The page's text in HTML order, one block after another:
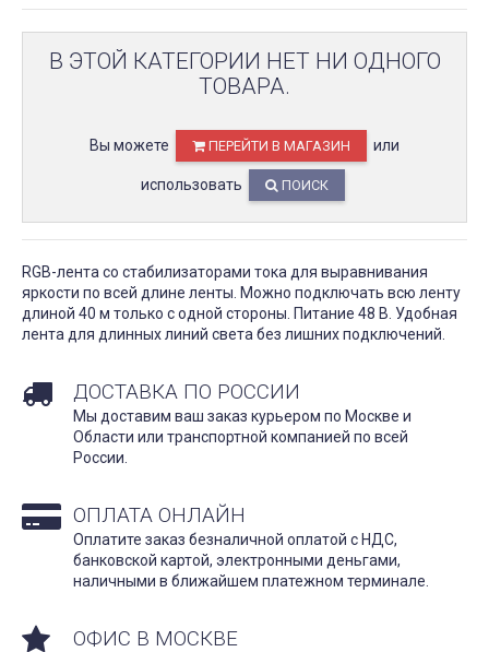
В ЭТОЙ КАТЕГОРИИ НЕТ НИ ОДНОГО
ТОВАРА.
Вы можете ПЕРЕЙТИ В МАГАЗИН или
использовать ПОИСК
RGB-лента со стабилизаторами тока для выравнивания
яркости по всей длине ленты. Можно подключать всю ленту
длиной 40 м только с одной стороны. Питание 48 В. Удобная
лента для длинных линий света без лишних подключений.
ДОСТАВКА ПО РОССИИ
Мы доставим ваш заказ курьером по Москве и
Области или транспортной компанией по всей
России.
ОПЛАТА ОНЛАЙН
Оплатите заказ безналичной оплатой с НДС,
банковской картой, электронными деньгами,
наличными в ближайшем платежном терминале.
ОФИС В МОСКВЕ